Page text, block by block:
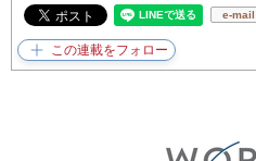
e-mail